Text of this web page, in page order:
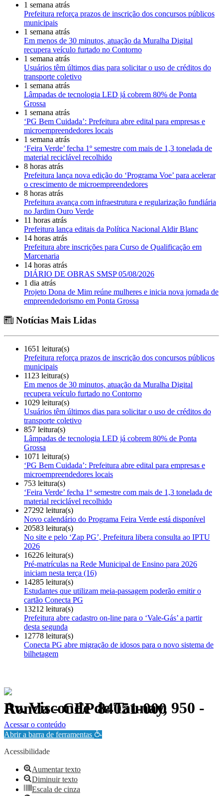
1 semana atrás
Prefeitura reforça prazos de inscrição dos concursos públicos
municipais
1 semana atrás
Em menos de 30 minutos, atuação da Muralha Digital
recupera veículo furtado no Contorno
1 semana atrás
Usuários têm últimos dias para solicitar o uso de créditos do
transporte coletivo
1 semana atrás
Lâmpadas de tecnologia LED já cobrem 80% de Ponta
Grossa
1 semana atrás
‘PG Bem Cuidada’: Prefeitura abre edital para empresas e
microempreendedores locais
1 semana atrás
‘Feira Verde’ fecha 1º semestre com mais de 1,3 tonelada de
material reciclável recolhido
8 horas atrás
Prefeitura lança nova edição do ‘Programa Voe’ para acelerar
o crescimento de microempreendedores
8 horas atrás
Prefeitura avança com infraestrutura e regularização fundiária
no Jardim Ouro Verde
11 horas atrás
Prefeitura lança editais da Política Nacional Aldir Blanc
14 horas atrás
Prefeitura abre inscrições para Curso de Qualificação em
Marcenaria
14 horas atrás
DIÁRIO DE OBRAS SMSP 05/08/2026
1 dia atrás
Projeto Dona de Mim reúne mulheres e inicia nova jornada de
empreendedorismo em Ponta Grossa
Notícias Mais Lidas
1651 leitura(s)
Prefeitura reforça prazos de inscrição dos concursos públicos
municipais
1123 leitura(s)
Em menos de 30 minutos, atuação da Muralha Digital
recupera veículo furtado no Contorno
1029 leitura(s)
Usuários têm últimos dias para solicitar o uso de créditos do
transporte coletivo
857 leitura(s)
Lâmpadas de tecnologia LED já cobrem 80% de Ponta
Grossa
1071 leitura(s)
‘PG Bem Cuidada’: Prefeitura abre edital para empresas e
microempreendedores locais
753 leitura(s)
‘Feira Verde’ fecha 1º semestre com mais de 1,3 tonelada de
material reciclável recolhido
27292 leitura(s)
Novo calendário do Programa Feira Verde está disponível
20583 leitura(s)
No site e pelo ‘Zap PG’, Prefeitura libera consulta ao IPTU
2026
16226 leitura(s)
Pré-matrículas na Rede Municipal de Ensino para 2026
iniciam nesta terça (16)
14285 leitura(s)
Estudantes que utilizam meia-passagem poderão emitir o
cartão Conecta PG
13212 leitura(s)
Prefeitura abre cadastro on-line para o ‘Vale-Gás’ a partir
desta segunda
12778 leitura(s)
Conecta PG abre migração de idosos para o novo sistema de
bilhetagem
Av. Visconde de Taunay, 950 - Ronda - CEP 84051-000
Política de Privacidade.
Acessar o conteúdo
Abrir a barra de ferramentas
Acessibilidade
Aumentar texto
Diminuir texto
Escala de cinza